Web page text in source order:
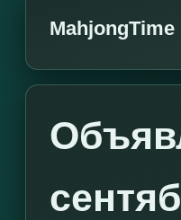
MahjongTime